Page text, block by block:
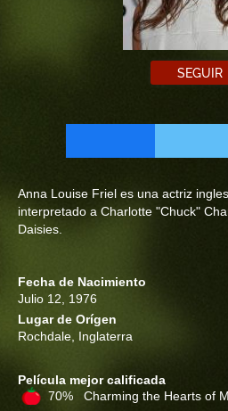
SEGUIR
Anna Louise Friel es una actriz
interpretado a Charlotte "Chuck"
Daisies.
Fecha de Nacimiento
Julio 12, 1976
Lugar de Orígen
Rochdale, Inglaterra
Película mejor calificada
70% Charming the Hearts of